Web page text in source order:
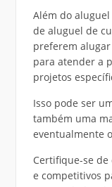
Além do
de aluguel de
preferem
para atender a
projetos
Isso pode ser
também uma
eventualmente
Certifique-se
e competitivos